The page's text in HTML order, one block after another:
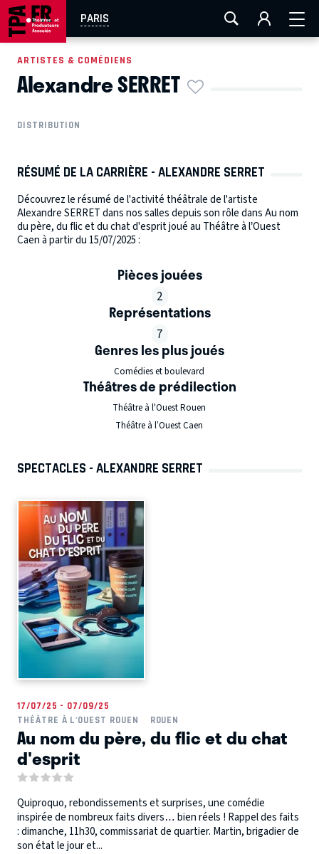
PARIS
AIX-MARSEILLE LA ROCHELLE
EN TOURNÉE
ARTISTES & COMÉDIENS
Alexandre SERRET
DISTRIBUTION
RÉSUMÉ DE LA CARRIÈRE - ALEXANDRE SERRET
Découvrez le résumé de l'activité théâtrale de l'artiste
Alexandre SERRET dans nos salles depuis son rôle dans Au nom
du père, du flic et du chat d'esprit joué au Théâtre à l’Ouest
Caen à partir du 15/07/2025 :
Pièces jouées
2
Représentations
7
Genres les plus joués
Comédies et boulevard
Théâtres de prédilection
Théâtre à l'Ouest Rouen
Théâtre à l’Ouest Caen
SPECTACLES - ALEXANDRE SERRET
17/07/25 - 07/09/25
THÉÂTRE À L'OUEST ROUEN
ROUEN
Au nom du père, du flic et du chat
d'esprit
Quiproquo, rebondissements et surprises, une comédie
inspirée de nombreux faits divers… bien réels ! Rappel des faits
: dimanche, 11h30, commissariat de quartier. Martin, brigadier de
son état le jour et...